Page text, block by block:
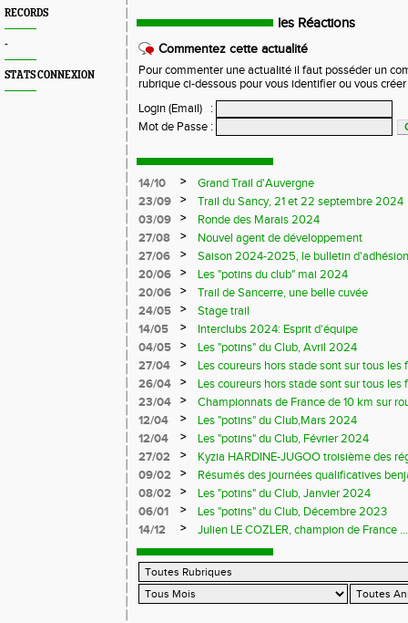
RECORDS
-
STATS CONNEXION
les Réactions
Commentez cette actualité
Pour commenter une actualité il faut posséder un
rubrique ci-dessous pour vous identifier ou vous
Login (Email)
:
Mot de Passe :
14/10 >
Grand Trail d'Auvergne
23/09
>
Trail du Sancy, 21 et 22 septembre 2024
03/09
>
Ronde des Marais 2024
27/08
>
Nouvel agent de développement
27/06
>
Saison 2024-2025, le bulletin
20/06
>
Les "potins du club" mai 2024
20/06
>
Trail de Sancerre, une belle cuvée
24/05
>
Stage trail
14/05
>
Interclubs 2024: Esprit d'équipe
04/05
>
Les "potins" du Club, Avril 2024
27/04
>
Les coureurs hors stade sont sur tous les
26/04
>
Les coureurs hors stade sont sur tous les
23/04
>
Championnats de France de 10 km sur
12/04
>
Les "potins" du Club,Mars 2024
12/04
>
Les "potins" du Club, Février 2024
27/02
>
Kyzia HARDINE-JUGOO troisième des
09/02
>
Résumés des journées qualificatives
08/02
>
Les "potins" du Club, Janvier 2024
06/01
>
Les "potins" du Club, Décembre 2023
14/12
> Julien LE COZLER, champion de France ...